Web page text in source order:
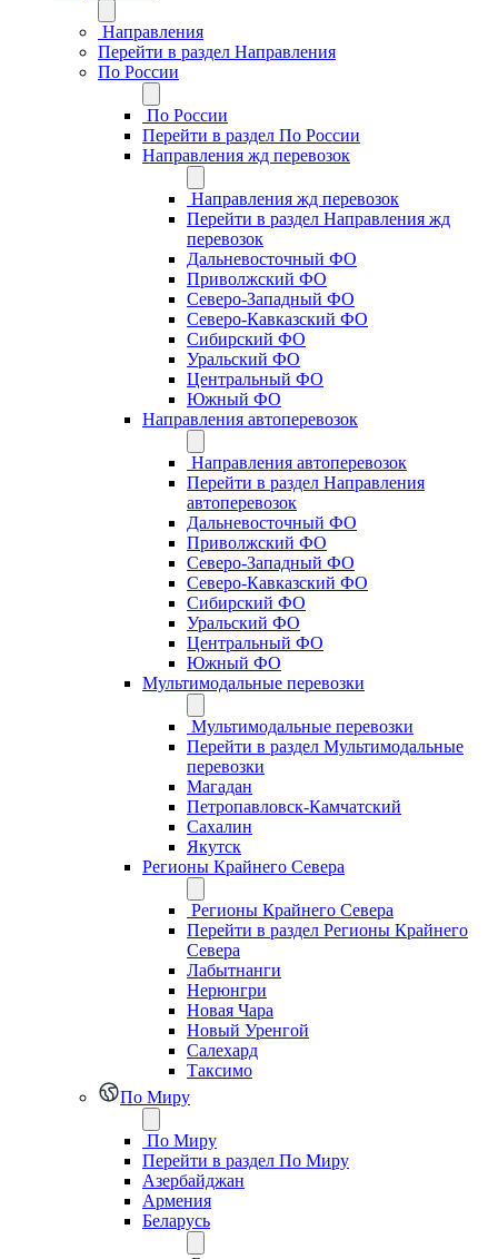
Направления
Перейти в раздел Направления
По России
По России
Перейти в раздел По России
Направления жд перевозок
Направления жд перевозок
Перейти в раздел Направления жд
перевозок
Дальневосточный ФО
Приволжский ФО
Северо-Западный ФО
Северо-Кавказский ФО
Сибирский ФО
Уральский ФО
Центральный ФО
Южный ФО
Направления автоперевозок
Направления автоперевозок
Перейти в раздел Направления
автоперевозок
Дальневосточный ФО
Приволжский ФО
Северо-Западный ФО
Северо-Кавказский ФО
Сибирский ФО
Уральский ФО
Центральный ФО
Южный ФО
Мультимодальные перевозки
Мультимодальные перевозки
Перейти в раздел Мультимодальные
перевозки
Магадан
Петропавловск-Камчатский
Сахалин
Якутск
Регионы Крайнего Севера
Регионы Крайнего Севера
Перейти в раздел Регионы Крайнего
Севера
Лабытнанги
Нерюнгри
Новая Чара
Новый Уренгой
Салехард
Таксимо
По Миру
По Миру
Перейти в раздел По Миру
Азербайджан
Армения
Беларусь